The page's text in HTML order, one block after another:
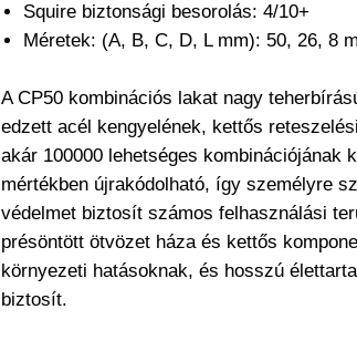
Squire biztonsági besorolás: 4/10+
Méretek: (A, B, C, D, L mm): 50, 26, 8
A CP50 kombinációs lakat nagy
edzett acél kengyelének, kettős
akár 100000 lehetséges kombinációjának
mértékben újrakódolható, így személyre
védelmet biztosít számos felhasználási
présöntött ötvözet háza és kettős
környezeti hatásoknak, és hosszú
biztosít.